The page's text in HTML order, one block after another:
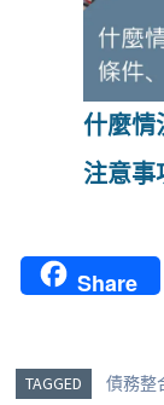
什麼情
注意事
Share
TAGGED 債務整